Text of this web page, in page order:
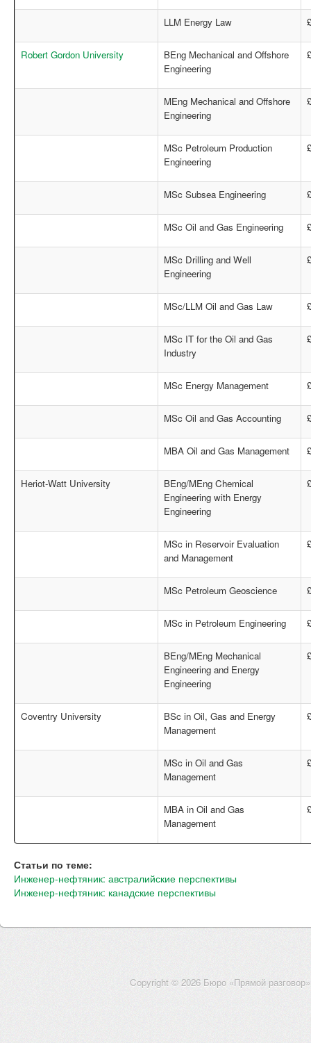
LLM Energy Law
Robert Gordon University
BEng Mechanical and Offshore
Engineering
MEng Mechanical and Offshore
Engineering
MSc Petroleum Production
Engineering
MSc Subsea Engineering
MSc Oil and Gas Engineering
MSc Drilling and Well
Engineering
MSc/LLM Oil and Gas Law
MSc IT for the Oil and Gas
Industry
MSc Energy Management
MSc Oil and Gas Accounting
MBA Oil and Gas Management
Heriot-Watt University
BEng/MEng Chemical
Engineering with Energy
Engineering
MSc in Reservoir Evaluation
and Management
MSc Petroleum Geoscience
MSc in Petroleum Engineering
BEng/MEng Mechanical
Engineering and Energy
Engineering
Coventry University
BSc in Oil, Gas and Energy
Management
MSc in Oil and Gas
Management
MBA in Oil and Gas
Management
Статьи по теме:
Инженер-нефтяник: австралийские перспективы
Инженер-нефтяник: канадские перспективы
Copyright © 2026 Бюро «Прямой